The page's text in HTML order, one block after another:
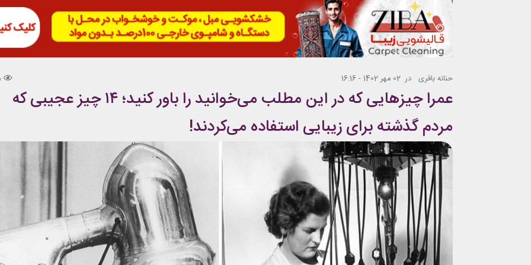
حنانه باقری در 02 مهر 1402 - 16:16
عمرا چیزهایی که در این مطلب می‌خوانید را باور کنید؛ ۱۴ چیز عجیبی که
مردم گذشته برای زیبایی استفاده می‌کردند!